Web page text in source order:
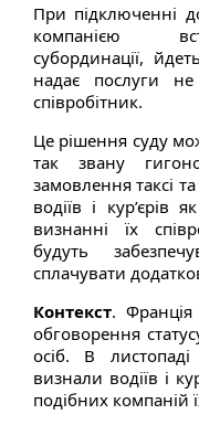
При підключенні
компанією
субординації,
надає послуги
співробітник.
Це рішення суду
так звану
замовлення таксі
водіїв і кур’єрів
визнанні їх
будуть
сплачувати
Контекст.
обговорення
осіб. В
визнали водіїв і
подібних компаній